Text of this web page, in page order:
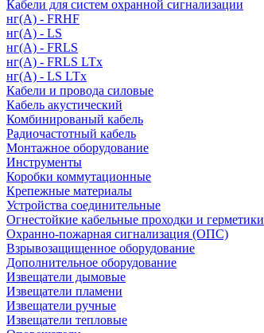
Кабели для систем охранной сигнализации
нг(A) - FRHF
нг(A) - LS
нг(А) - FRLS
нг(А) - FRLS LTx
нг(А) - LS LTx
Кабели и провода силовые
Кабель акустический
Комбинированый кабель
Радиочастотный кабель
Монтажное оборудование
Инструменты
Коробки коммутационные
Крепежные материалы
Устройства соединительные
Огнестойкие кабельные проходки и герметики
Охранно-пожарная сигнализация (ОПС)
Взрывозащищенное оборудование
Дополнительное оборудование
Извещатели дымовые
Извещатели пламени
Извещатели ручные
Извещатели тепловые